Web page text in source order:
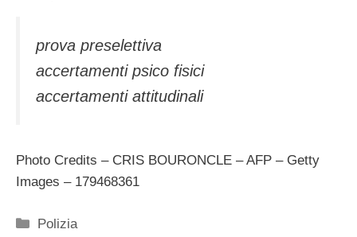
prova preselettiva
accertamenti psico fisici
accertamenti attitudinali
Photo Credits – CRIS BOURONCLE – AFP – Getty
Images – 179468361
Categorie
Polizia